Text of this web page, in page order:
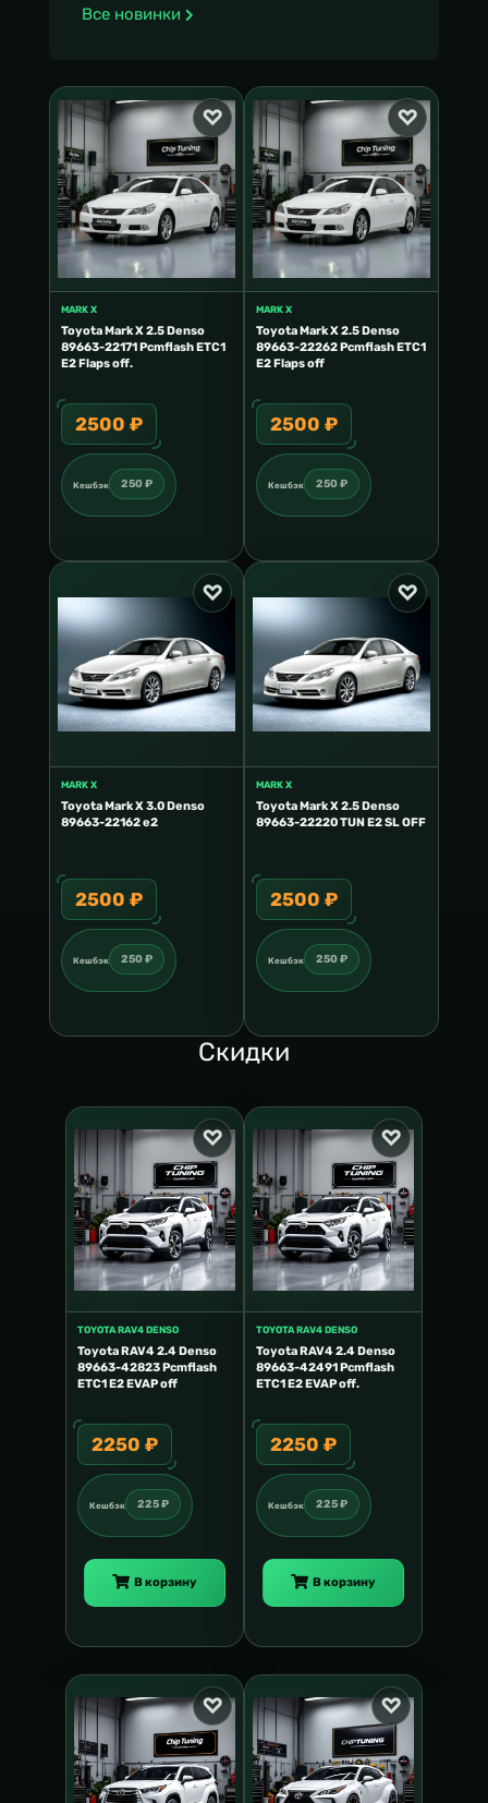
Все новинки
MARK X
Toyota Mark X 2.5 Denso
89663-22171 Pcmflash ETC1
E2 Flaps off.
2500 ₽
Кешбэк 250 ₽
MARK X
Toyota Mark X 2.5 Denso
89663-22262 Pcmflash ETC1
E2 Flaps off
2500 ₽
Кешбэк 250 ₽
MARK X
Toyota Mark X 3.0 Denso
89663-22162 e2
2500 ₽
Кешбэк 250 ₽
MARK X
Toyota Mark X 2.5 Denso
89663-22220 TUN E2 SL OFF
2500 ₽
Кешбэк 250 ₽
Скидки
TOYOTA RAV4 DENSO
Toyota RAV4 2.4 Denso
89663-42823 Pcmflash
ETC1 E2 EVAP off
2250 ₽
Кешбэк 225 ₽
В корзину
TOYOTA RAV4 DENSO
Toyota RAV4 2.4 Denso
89663-42491 Pcmflash
ETC1 E2 EVAP off.
2250 ₽
Кешбэк 225 ₽
В корзину